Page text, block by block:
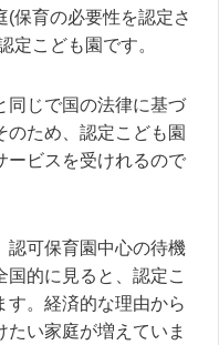
保育の必要性を認定さ
定こども園です。
同じで国の法律に基づ
のため、認定こども園
ービスを受けれるので
認可保育園中心の待機
国的に見ると、認定こ
す。経済的な理由から
たい家庭が増えていま